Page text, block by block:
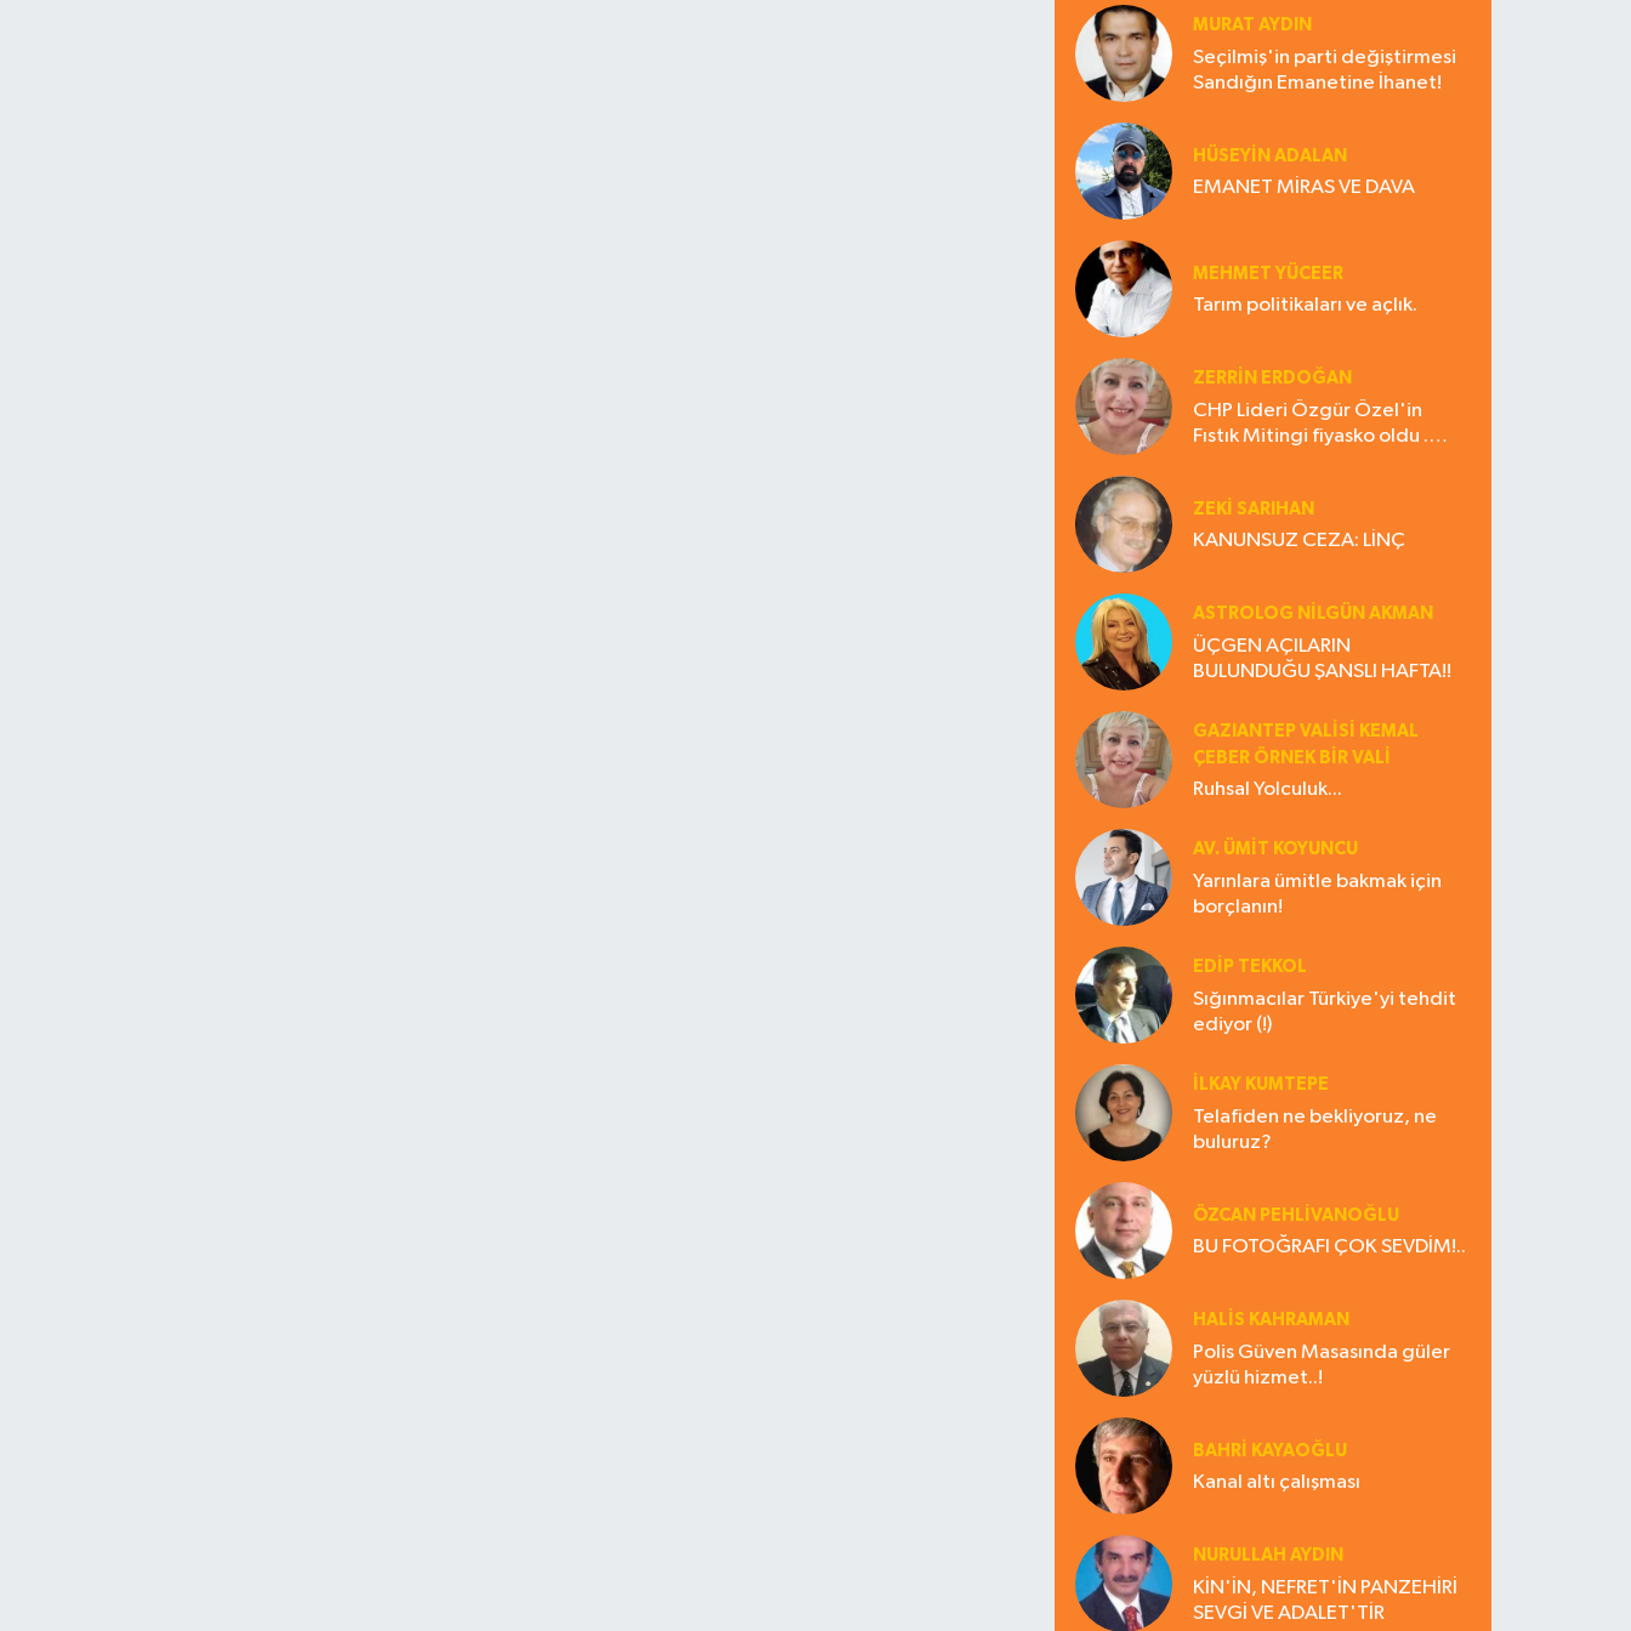
MURAT AYDIN
Seçilmiş'in parti değiştirmesi
Sandığın Emanetine İhanet!
HÜSEYIN ADALAN
EMANET MİRAS VE DAVA
MEHMET YÜCEER
Tarım politikaları ve açlık.
ZERRIN ERDOĞAN
CHP Lideri Özgür Özel'in
Fıstık Mitingi fiyasko oldu .
ZEKI SARIHAN
KANUNSUZ CEZA: LİNÇ
ASTROLOG NILGÜN AKMAN
ÜÇGEN AÇILARIN
BULUNDUĞU ŞANSLI HAFTA!!
GAZIANTEP VALISI KEMAL
ÇEBER ÖRNEK BİR VALİ
Ruhsal Yolculuk...
AV. ÜMIT KOYUNCU
Yarınlara ümitle bakmak için
borçlanın!
EDIP TEKKOL
Sığınmacılar Türkiye'yi tehdit
ediyor (!)
İLKAY KUMTEPE
Telafiden ne bekliyoruz, ne
buluruz?
ÖZCAN PEHLİVANOĞLU
BU FOTOĞRAFI ÇOK SEVDİM!..
HALIS KAHRAMAN
Polis Güven Masasında güler
yüzlü hizmet..!
BAHRI KAYAOĞLU
Kanal altı çalışması
NURULLAH AYDIN
KİN'İN, NEFRET'İN PANZEHİRİ
SEVGİ VE ADALET'TİR